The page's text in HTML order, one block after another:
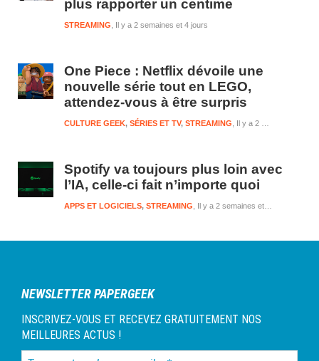
plus rapporter un centime
Il y a 2 semaines et 4 jours
STREAMING
One Piece : Netflix dévoile une
nouvelle série tout en LEGO,
attendez-vous à être surpris
Il y a 2 semaines et 4 jours
CULTURE GEEK, SÉRIES ET TV, STREAMING
Spotify va toujours plus loin avec
l’IA, celle-ci fait n’importe quoi
Il y a 2 semaines et 4 jours
APPS ET LOGICIELS, STREAMING
NEWSLETTER PAPERGEEK
INSCRIVEZ-VOUS ET RECEVEZ GRATUITEMENT NOS
MEILLEURES ACTUS !
Tapez